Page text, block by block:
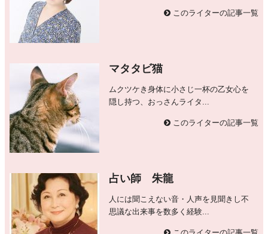
このライターの記事一覧
マタタビ猫
ムクツケき身体に小さじ一杯の乙女心を
隠し持つ、おっさんライタ...
このライターの記事一覧
占い師 朱龍
人には聞こえない音・人声を見聞きし不
思議な出来事を数多く経験...